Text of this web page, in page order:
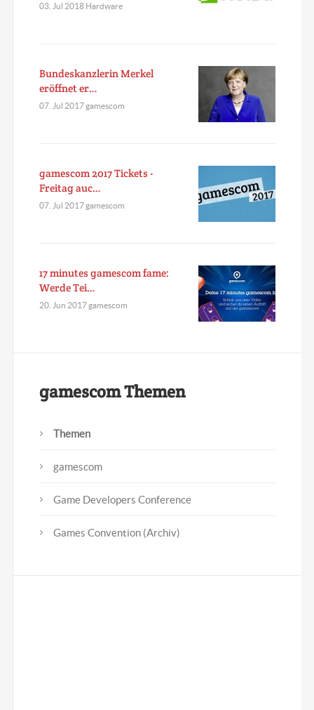
03. Jul 2018 Hardware
Bundeskanzlerin Merkel
eröffnet er…
07. Jul 2017 gamescom
gamescom 2017 Tickets -
Freitag auc…
07. Jul 2017 gamescom
17 minutes gamescom fame:
Werde Tei…
20. Jun 2017 gamescom
gamescom Themen
Themen
gamescom
Game Developers Conference
Games Convention (Archiv)